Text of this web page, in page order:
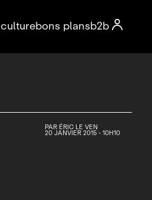

culturebons plansb2b
PAR ÉRIC LE VEN
20 JANVIER 2015 - 10H10